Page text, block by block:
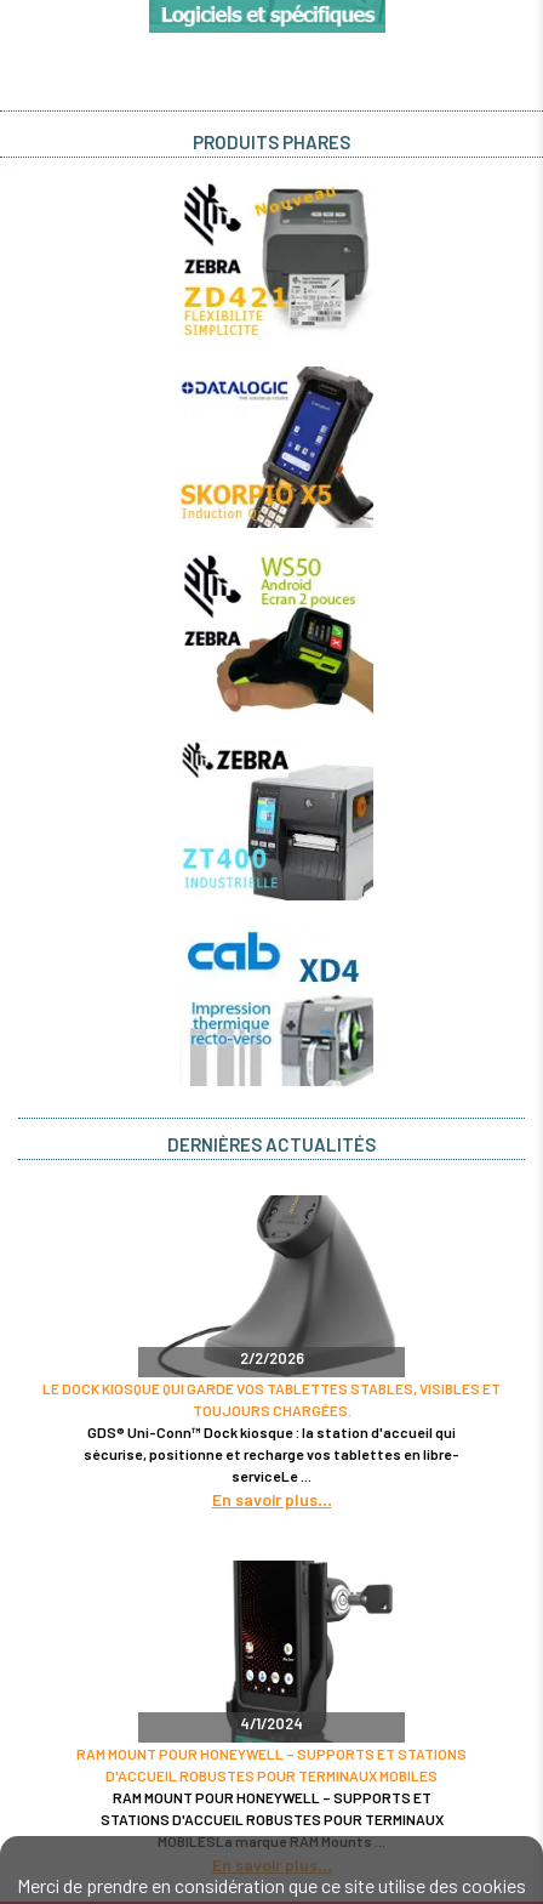
Merci de prendre en considération que ce site utilise des cookies
PRODUITS PHARES
DERNIÈRES ACTUALITÉS
2/2/2026
LE DOCK KIOSQUE QUI GARDE VOS TABLETTES STABLES, VISIBLES ET
TOUJOURS CHARGÉES.
GDS® Uni-Conn™ Dock kiosque : la station d'accueil qui
sécurise, positionne et recharge vos tablettes en libre-
serviceLe
En savoir plus
4/1/2024
RAM MOUNT POUR HONEYWELL – SUPPORTS ET STATIONS
D'ACCUEIL ROBUSTES POUR TERMINAUX MOBILES
RAM MOUNT POUR HONEYWELL – SUPPORTS ET
STATIONS D'ACCUEIL ROBUSTES POUR TERMINAUX
MOBILESLa marque RAM Mounts
En savoir plus